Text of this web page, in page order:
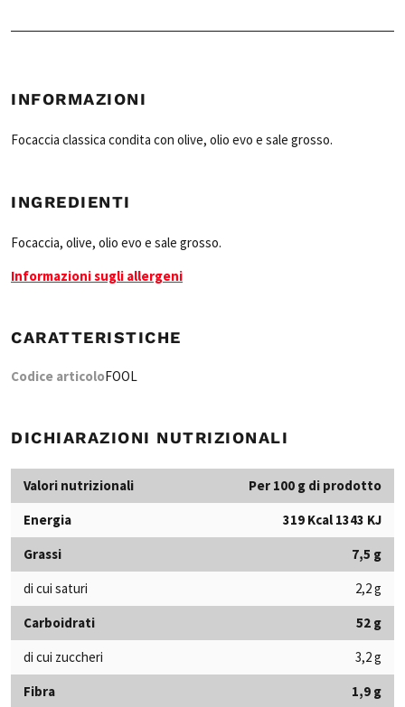
INFORMAZIONI
Focaccia classica condita con olive, olio evo e sale grosso.
INGREDIENTI
Focaccia, olive, olio evo e sale grosso.
Informazioni sugli allergeni
CARATTERISTICHE
Codice articoloFOOL
DICHIARAZIONI NUTRIZIONALI
Valori nutrizionali
Per 100 g di prodotto
Energia
319 Kcal 1343 KJ
Grassi
7,5 g
di cui saturi
2,2 g
Carboidrati
52 g
di cui zuccheri
3,2 g
Fibra
1,9 g